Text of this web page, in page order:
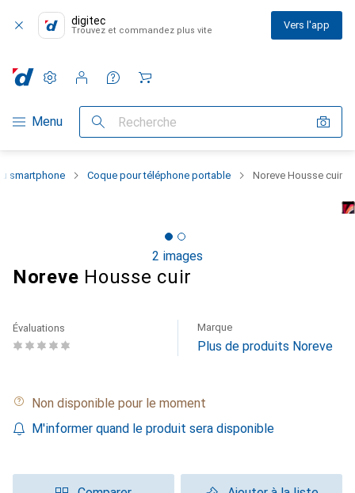
digitec
Trouvez et commandez plus vite Vers l'app
Navigation par catégorie
Menu Recherche
Paramètres
Compte client
Listes de comparaison
Listes d'envies
Panier
smartphone Coque pour téléphone portable Noreve Housse cuir
2 images
Noreve Housse cuir
Évaluations Marque
Plus de produits Noreve
Non disponible pour le moment
M'informer quand le produit sera disponible